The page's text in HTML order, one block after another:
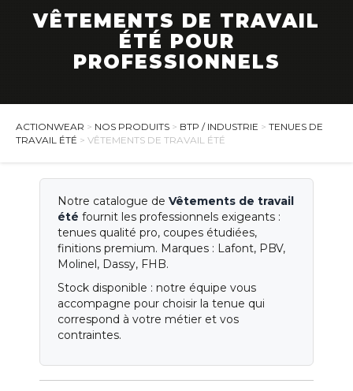
BTP / Industrie
Santé, Bien-être
Promos
Notre magasin
Nos services
Nos catalogues
Normes
VÊTEMENTS DE TRAVAIL
ÉTÉ POUR
PROFESSIONNELS
ACTIONWEAR > NOS PRODUITS > BTP / INDUSTRIE > TENUES DE
TRAVAIL ÉTÉ > VÊTEMENTS DE TRAVAIL ÉTÉ
Notre catalogue de Vêtements de travail
été fournit les professionnels exigeants :
tenues qualité pro, coupes étudiées,
finitions premium. Marques : Lafont, PBV,
Molinel, Dassy, FHB.
Stock disponible : notre équipe vous
accompagne pour choisir la tenue qui
correspond à votre métier et vos
contraintes.